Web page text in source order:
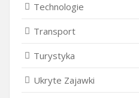
Technologie
Transport
Turystyka
Ukryte Zajawki